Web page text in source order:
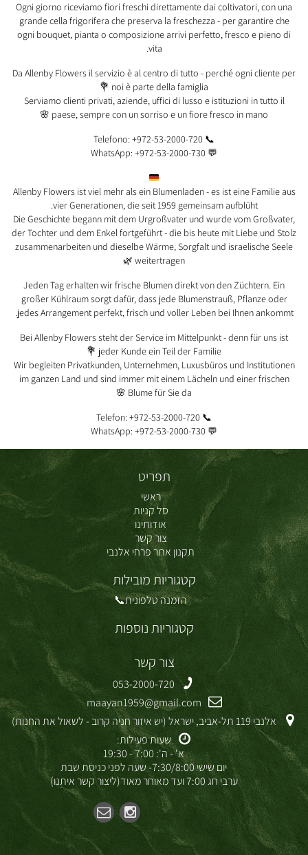
Ogni giorno riceviamo fiori freschi direttamente dai coltivatori, con una
grande cella frigorifera che preserva la freschezza - per garantire che
ogni bouquet, pianta o composizione arrivi perfetto, fresco e pieno di
vita.
Da Allenby Flowers il servizio è al centro di tutto - perché ogni cliente per
noi è parte della famiglia 💐
Serviamo clienti privati, aziende, uffici di lusso e istituzioni in tutto il
paese, sempre con un sorriso e un fiore fresco in mano 🌸
📞 Telefono: +972-53-2000-720
💬 WhatsApp: +972-53-2000-730
Allenby Flowers ist viel mehr als ein Blumenladen - es ist eine Familie aus
vier Generationen, die seit 1959 gemeinsam aufblüht.
Die Geschichte begann mit dem Urgroßvater und wurde vom Großvater,
der Tochter und dem Enkel fortgeführt - die bis heute mit Liebe und Stolz
zusammenarbeiten und dieselbe Wärme, Sorgfalt und israelische Seele
weitertragen 🌿
Jeden Tag erhalten wir frische Blumen direkt von den Züchtern. Ein
großer Kühlraum sorgt dafür, dass jede Blumenstrauß, Pflanze oder
jedes Arrangement perfekt, frisch und voller Leben bei Ihnen ankommt.
Bei Allenby Flowers steht der Service im Mittelpunkt - denn für uns ist
jeder Kunde ein Teil der Familie 💐
Wir begleiten Privatkunden, Unternehmen, Luxusbüros und Institutionen
im ganzen Land und sind immer mit einem Lächeln und einer frischen
Blume für Sie da 🌸
📞 Telefon: +972-53-2000-720
💬 WhatsApp: +972-53-2000-730
תפריט
ראשי
סל קניות
אודותינו
צור קשר
תקנון אתר פרחי אלנבי
קטגוריות מובילות
הזמנה טלפונית📞
קטגוריות נוספות
צור קשר
053-2000-720
maayan1959@gmail.com
אלנבי 119 תל-אביב, ישראל (יש איזור חניה קרוב - לשאול את החנות)
שעות פעילות:
א' - ה': 7:00 - 19:30
יום שישי 7:30/8:00- שעה לפני כניסת שבת
ערבי חג 7:00 ועד מאוחר מאוד(ליצור קשר איתנו)